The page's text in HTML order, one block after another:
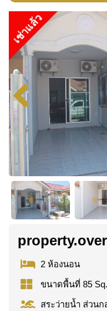
เช่าแล้ว
2 ห้องนอน
ขนาดพื้นที่ 85
สระว่ายน้ำ ส่วนก